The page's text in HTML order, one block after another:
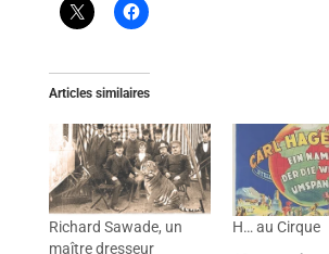
Articles similaires
Richard Sawade, un
maître dresseur
H… au Cirque